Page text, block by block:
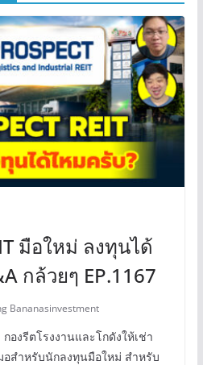
มือใหม่ ลงทุนได้
กล้วยๆ EP.1167
Bananasinvestment
กองรีตโรงงานและโกดังให้เช่า
อสำหรับนักลงทุนมือใหม่ สำหรับ